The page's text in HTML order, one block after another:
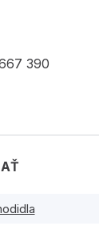
390